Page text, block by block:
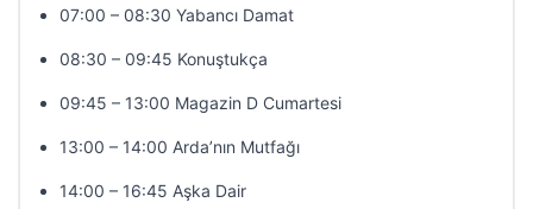
07:00 – 08:30 Yabancı Damat
08:30 – 09:45 Konuştukça
09:45 – 13:00 Magazin D Cumartesi
13:00 – 14:00 Arda’nın Mutfağı
14:00 – 16:45 Aşka Dair